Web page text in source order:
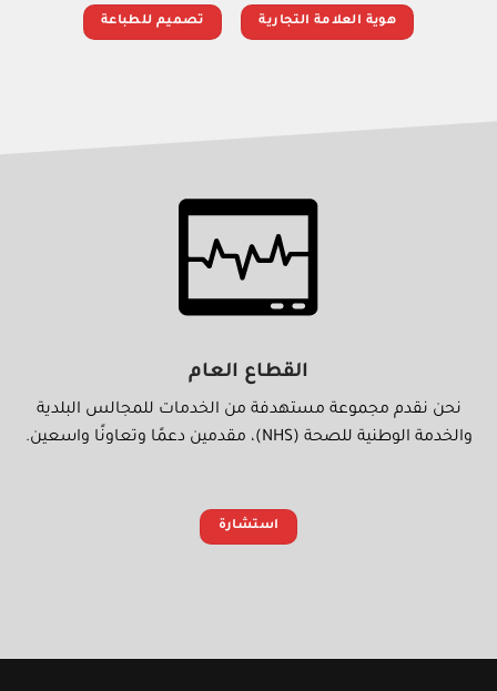
هوية العلامة التجارية تصميم للطباعة
القطاع العام
نحن نقدم مجموعة مستهدفة من الخدمات للمجالس البلدية
والخدمة الوطنية للصحة (NHS)، مقدمين دعمًا وتعاونًا واسعين.
استشارة